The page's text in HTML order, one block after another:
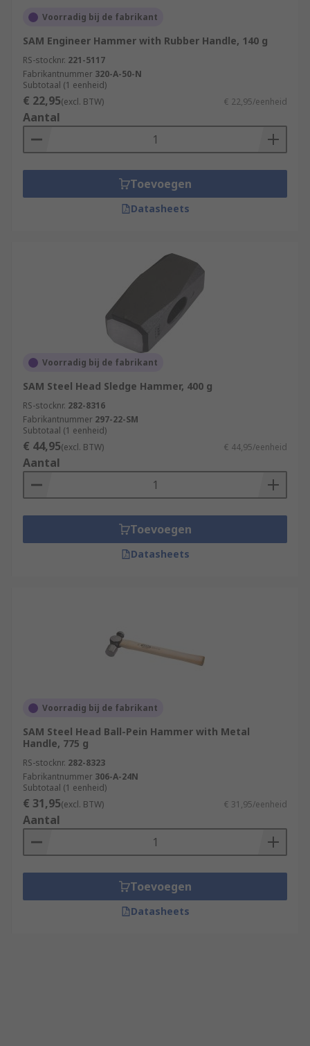
Voorradig bij de fabrikant
SAM Engineer Hammer with Rubber Handle, 140 g
RS-stocknr. 221-5117
Fabrikantnummer 320-A-50-N
Subtotaal (1 eenheid)
€ 22,95(excl. BTW) € 22,95/eenheid
Aantal
Toevoegen
Datasheets
Voorradig bij de fabrikant
SAM Steel Head Sledge Hammer, 400 g
RS-stocknr. 282-8316
Fabrikantnummer 297-22-SM
Subtotaal (1 eenheid)
€ 44,95(excl. BTW) € 44,95/eenheid
Aantal
Toevoegen
Datasheets
Voorradig bij de fabrikant
SAM Steel Head Ball-Pein Hammer with Metal
Handle, 775 g
RS-stocknr. 282-8323
Fabrikantnummer 306-A-24N
Subtotaal (1 eenheid)
€ 31,95(excl. BTW) € 31,95/eenheid
Aantal
Toevoegen
Datasheets